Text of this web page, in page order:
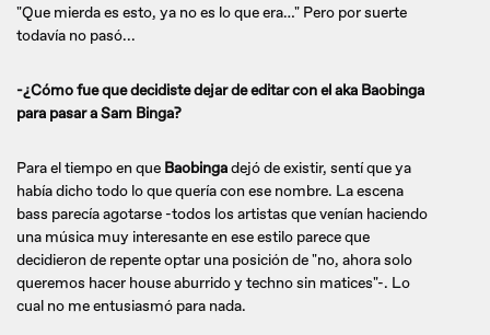
"Que mierda es esto, ya no es lo que era…" Pero por suerte
todavía no pasó...
-¿Cómo fue que decidiste dejar de editar con el aka Baobinga
para pasar a Sam Binga?
Para el tiempo en que Baobingadejó de existir, sentí que ya
había dicho todo lo que quería con ese nombre. La escena
bass parecía agotarse -todos los artistas que venían haciendo
una música muy interesante en ese estilo parece que
decidieron de repente optar una posición de "no, ahora solo
queremos hacer house aburrido y techno sin matices"-. Lo
cual no me entusiasmó para nada.